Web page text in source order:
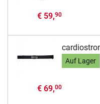
€ 59,90
Auf Lager
€ 69,00